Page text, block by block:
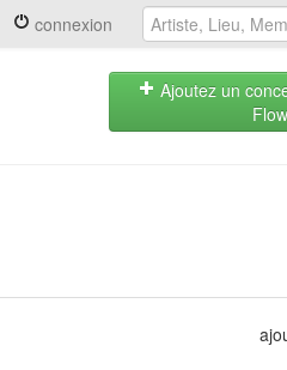
connexion
Ajoutez un
Flow